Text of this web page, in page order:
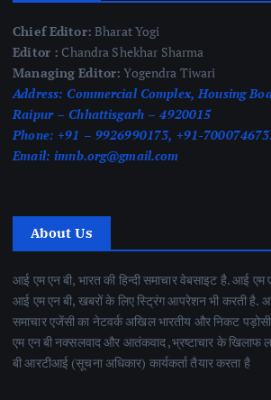
Chief Editor: Bharat Yogi
Editor : Chandra Shekhar Sharma
Managing Editor: Yogendra Tiwari
Address: Commercial Complex, Housing
Raipur – Chhattisgarh – 4920015
Phone: +91 – 9926990173, +91-
Email: imnb.org@gmail.com
About Us
आई एम एन बी, भारत की हिन्दी समाचार वेबसाइट है. आई एम
आई एम एन बी, खबरों के लिए स्ट्रिंग आपरेशन भी करती है.
समाचार एजेंसी का नेटवर्क अखिल भारतीय और निकट
एम एन बी नक्सलवाद और आतंकवाद ,भ्रष्टाचार के खिलाफ
बी आरटीआई (सूचना अधिकार) कार्यकर्ता तैयार करता है